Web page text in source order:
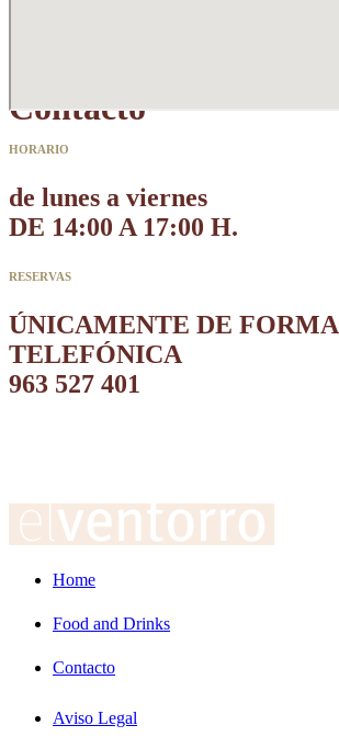
Contacto
HORARIO
de lunes a viernes
DE 14:00 A 17:00 H.
RESERVAS
ÚNICAMENTE DE FORMA
TELEFÓNICA
963 527 401
Home
Food and Drinks
Contacto
Aviso Legal